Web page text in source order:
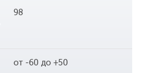
98
от -60 до +50